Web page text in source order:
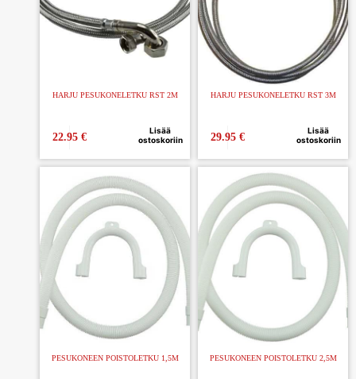
HARJU PESUKONELETKU RST 2M
22.95 €
Lisää
ostoskoriin
HARJU PESUKONELETKU RST 3M
29.95 €
Lisää
ostoskoriin
PESUKONEEN POISTOLETKU 1,5M PESUKONEEN POISTOLETKU 2,5M